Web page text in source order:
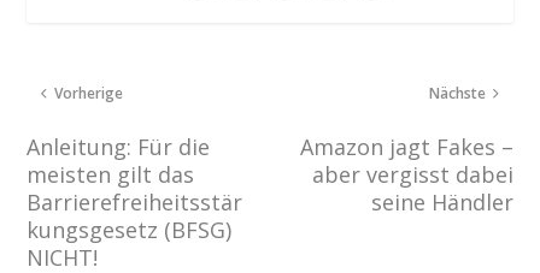
Vorherige
Anleitung: Für die
meisten gilt das
Barrierefreiheitsstär
kungsgesetz (BFSG)
NICHT!
Nächste
Amazon jagt Fakes –
aber vergisst dabei
seine Händler